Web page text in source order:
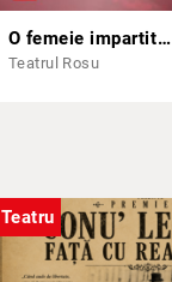
O femeie impartita la doi
Teatrul Rosu
Teatru